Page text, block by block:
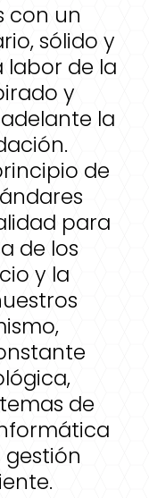
con un
sólido y
de la
y
la
de
para
de los
y la
de